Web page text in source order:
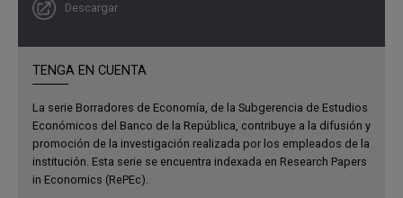
Descargar
TENGA EN CUENTA
La serie Borradores de Economía, de la Subgerencia de Estudios
Económicos del Banco de la República, contribuye a la difusión y
promoción de la investigación realizada por los empleados de la
institución. Esta serie se encuentra indexada en Research Papers
in Economics (RePEc).
se realizó por estudiantes y por colegios con el fin de
permanecieron con la educación en casa. Es importante
anotar que el plan piloto se realizó para estudiantes que
adelantaron de manera presencial la mayor parte de su
proceso educativo y estuvieron afectados por la
pandemia solo en el último grado.